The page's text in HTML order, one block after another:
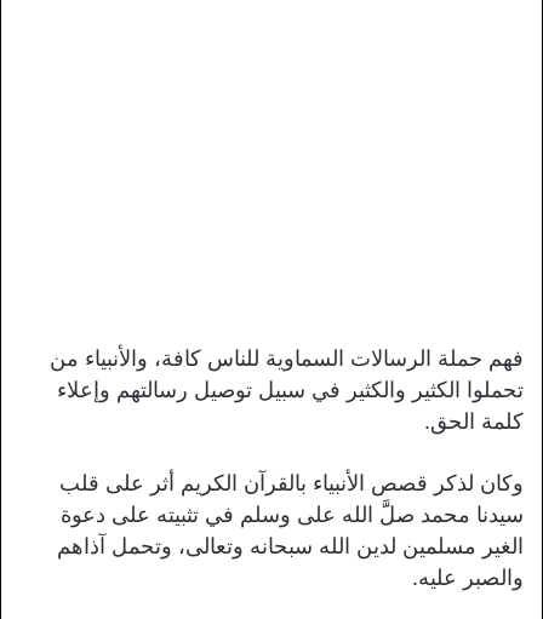
فهم حملة الرسالات السماوية للناس كافة، والأنبياء من
تحملوا الكثير والكثير في سبيل توصيل رسالتهم وإعلاء
كلمة الحق.
وكان لذكر قصص الأنبياء بالقرآن الكريم أثر على قلب
سيدنا محمد صلَّ الله على وسلم في تثبيته على دعوة
الغير مسلمين لدين الله سبحانه وتعالى، وتحمل آذاهم
والصبر عليه.